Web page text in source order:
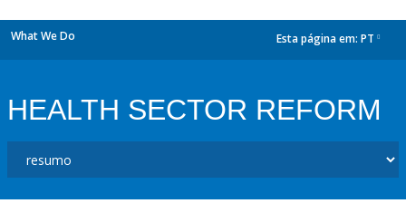
What We Do Esta página em: PT
HEALTH SECTOR REFORM